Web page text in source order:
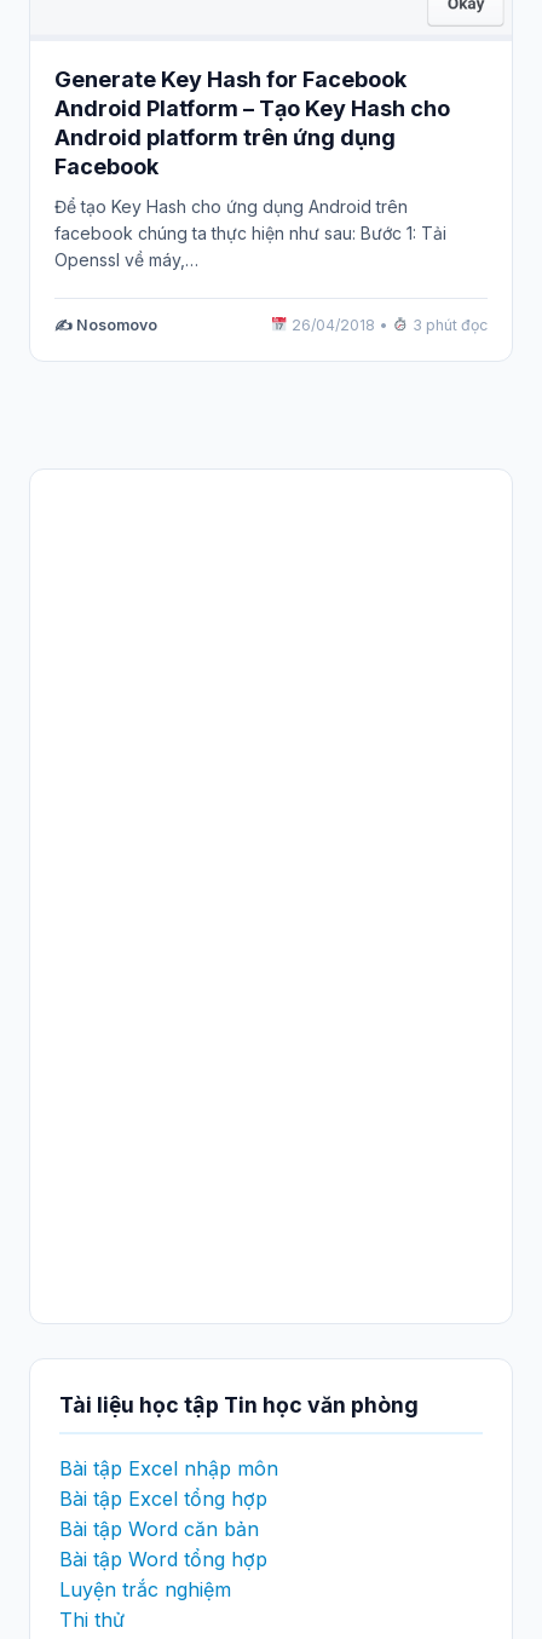
Generate Key Hash for Facebook
Android Platform – Tạo Key Hash cho
Android platform trên ứng dụng
Facebook
Để tạo Key Hash cho ứng dụng Android trên
facebook chúng ta thực hiện như sau: Bước 1: Tải
Openssl về máy,…
✍️ Nosomovo 26/04/2018 • 3 phút đọc
Tài liệu học tập Tin học văn phòng
Bài tập Excel nhập môn
Bài tập Excel tổng hợp
Bài tập Word căn bản
Bài tập Word tổng hợp
Luyện trắc nghiệm
Thi thử